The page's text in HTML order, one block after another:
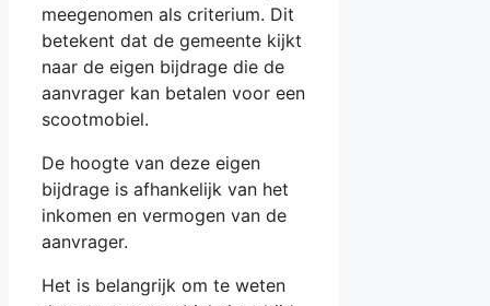
meegenomen als criterium. Dit
betekent dat de gemeente kijkt
naar de eigen bijdrage die de
aanvrager kan betalen voor een
scootmobiel.
De hoogte van deze eigen
bijdrage is afhankelijk van het
inkomen en vermogen van de
aanvrager.
Het is belangrijk om te weten